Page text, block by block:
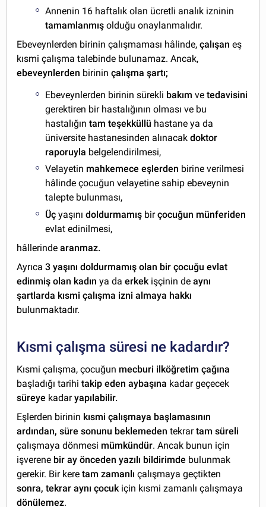
Annenin 16 haftalık olan ücretli analık izninin
tamamlanmış olduğu onaylanmalıdır.
Ebeveynlerden birinin çalışmaması hâlinde,çalışan eş
kısmi çalışma talebinde bulunamaz. Ancak,
ebeveynlerden birininçalışma şartı;
Ebeveynlerden birinin sürekli bakım vetedavisini
gerektiren bir hastalığının olması ve bu
hastalığıntam teşekküllü hastane ya da
üniversite hastanesinden alınacakdoktor
raporuyla belgelendirilmesi,
Velayetin mahkemece eşlerden birine verilmesi
hâlinde çocuğun velayetine sahip ebeveynin
talepte bulunması,
Üç yaşınıdoldurmamış birçocuğun münferiden
evlat edinilmesi,
hâllerindearanmaz.
Ayrıca3 yaşını doldurmamış olan bir çocuğu evlat
edinmiş olan kadınya daerkekişçinin deaynı
şartlarda kısmi çalışma izni almaya hakkı
bulunmaktadır.
Kısmi çalışma süresi ne kadardır?
Kısmi çalışma, çocuğun mecburi ilköğretim çağına
başladığı tarihitakip eden aybaşına kadar geçecek
süreye kadaryapılabilir.
Eşlerden birinin kısmi çalışmaya başlamasının
ardından, süre sonunu beklemeden tekrartam süreli
çalışmaya dönmesi mümkündür. Ancak bunun için
işverene bir ay önceden yazılı bildirimde bulunmak
gerekir. Bir keretam zamanlı çalışmaya geçtikten
sonra, tekrar aynı çocukiçin kısmi zamanlı çalışmaya
dönülemez.